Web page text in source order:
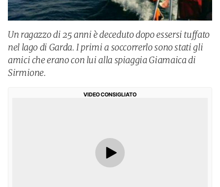
Un ragazzo di 25 anni è deceduto dopo essersi tuffato
nel lago di Garda. I primi a soccorrerlo sono stati gli
amici che erano con lui alla spiaggia Giamaica di
Sirmione.
VIDEO CONSIGLIATO